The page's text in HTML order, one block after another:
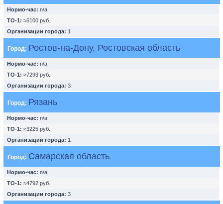
Нормо-час: n\a
ТО-1: ≈6100 руб.
Организации города: 1
Город: Ростов-на-Дону, Ростовская область
Нормо-час: n\a
ТО-1: ≈7293 руб.
Организации города: 3
Город: Рязань
Нормо-час: n\a
ТО-1: ≈3225 руб.
Организации города: 1
Город: Самарская область
Нормо-час: n\a
ТО-1: ≈4792 руб.
Организации города: 3